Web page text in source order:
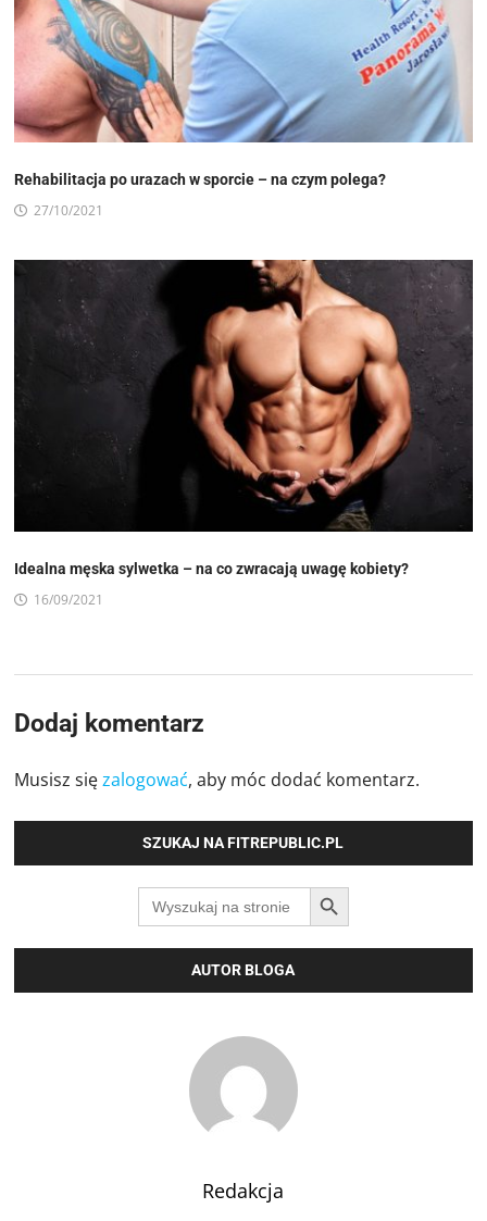
Rehabilitacja po urazach w sporcie – na czym polega?
27/10/2021
Idealna męska sylwetka – na co zwracają uwagę kobiety?
16/09/2021
Dodaj komentarz
Musisz sięzalogować, aby móc dodać komentarz.
SZUKAJ NA FITREPUBLIC.PL
Search
for:
SEARCH BUTTON
AUTOR BLOGA
Redakcja